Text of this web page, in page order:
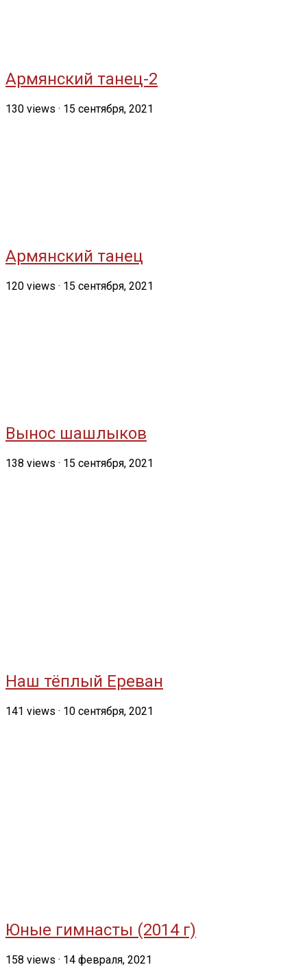
Армянский танец-2
130 views · 15 сентября, 2021
Армянский танец
120 views · 15 сентября, 2021
Вынос шашлыков
138 views · 15 сентября, 2021
Наш тёплый Ереван
141 views · 10 сентября, 2021
Юные гимнасты (2014 г)
158 views · 14 февраля, 2021